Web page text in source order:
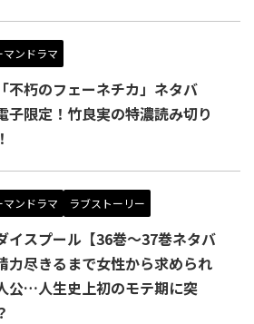
マンドラマ
不朽のフェーネチカ」ネタバ
子限定！竹良実の特濃読み切り
マンドラマ ラブストーリー
イスプール【36巻～37巻ネタバ
力尽きるまで女性から求められ
公…人生史上初のモテ期に突